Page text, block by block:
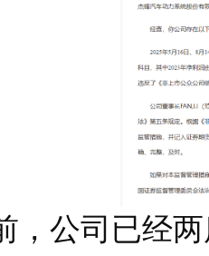
公司已经两